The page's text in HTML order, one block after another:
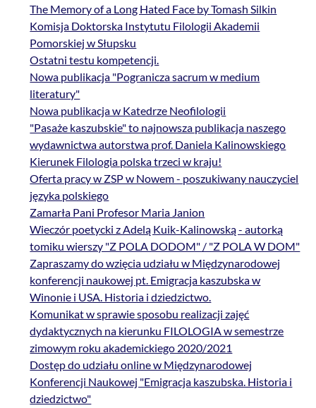
The Memory of a Long Hated Face by Tomash Silkin
Komisja Doktorska Instytutu Filologii Akademii
Pomorskiej w Słupsku
Ostatni testu kompetencji.
Nowa publikacja "Pogranicza sacrum w medium
literatury"
Nowa publikacja w Katedrze Neofilologii
"Pasaże kaszubskie" to najnowsza publikacja naszego
wydawnictwa autorstwa prof. Daniela Kalinowskiego
Kierunek Filologia polska trzeci w kraju!
Oferta pracy w ZSP w Nowem - poszukiwany nauczyciel
języka polskiego
Zamarła Pani Profesor Maria Janion
Wieczór poetycki z Adelą Kuik-Kalinowską - autorką
tomiku wierszy "Z POLA DODOM" / "Z POLA W DOM"
Zapraszamy do wzięcia udziału w Międzynarodowej
konferencji naukowej pt. Emigracja kaszubska w
Winonie i USA. Historia i dziedzictwo.
Komunikat w sprawie sposobu realizacji zajęć
dydaktycznych na kierunku FILOLOGIA w semestrze
zimowym roku akademickiego 2020/2021
Dostęp do udziału online w Międzynarodowej
Konferencji Naukowej "Emigracja kaszubska. Historia i
dziedzictwo"